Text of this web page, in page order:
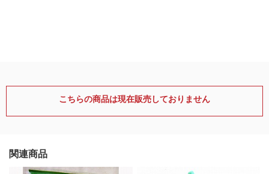
こちらの商品は現在販売しておりません
関連商品